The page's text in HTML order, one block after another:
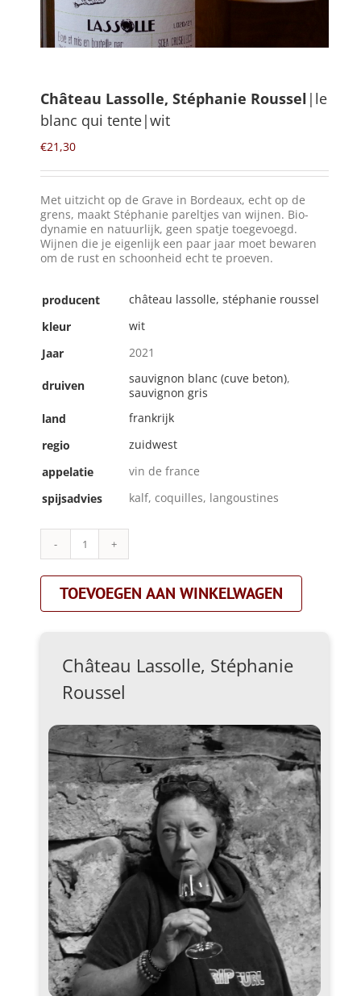
Mijn Account
Zoeken
NL
Château Lassolle, Stéphanie Roussel |le
blanc qui tente|wit
€21,30
Met uitzicht op de Grave in Bordeaux, echt op de
grens, maakt Stéphanie pareltjes van wijnen. Bio-
dynamie en natuurlijk, geen spatje toegevoegd.
Wijnen die je eigenlijk een paar jaar moet bewaren
om de rust en schoonheid echt te proeven.
producent
château lassolle, stéphanie roussel
kleur
wit
Jaar
2021
druiven sauvignon blanc (cuve beton),
sauvignon gris
land
frankrijk
regio
zuidwest
appelatie
vin de france
spijsadvies
kalf, coquilles, langoustines
Château
Lassolle,
Stéphanie
Roussel|le
blanc
TOEVOEGEN AAN WINKELWAGEN
Château Lassolle, Stéphanie
Roussel